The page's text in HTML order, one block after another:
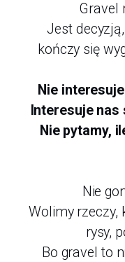
Gravel
Jest
kończy się
Nie
Interesuje
Nie pytamy,
Nie
Wolimy rzeczy,
rysy,
Bo gravel to